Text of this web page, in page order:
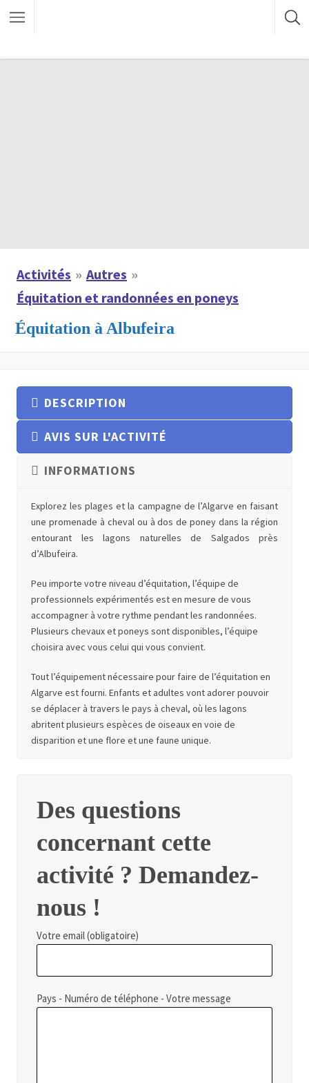
Activités
Autres
Équitation et randonnées en poneys
Équitation à Albufeira
DESCRIPTION
AVIS SUR L'ACTIVITÉ
INFORMATIONS
Explorez les plages et la campagne de l’Algarve en faisant
une promenade à cheval ou à dos de poney dans la région
entourant les lagons naturelles de Salgados près
d’Albufeira.
Peu importe votre niveau d’équitation, l’équipe de
professionnels expérimentés est en mesure de vous
accompagner à votre rythme pendant les randonnées.
Plusieurs chevaux et poneys sont disponibles, l’équipe
choisira avec vous celui qui vous convient.
Tout l’équipement nécessaire pour faire de l’équitation en
Algarve est fourni. Enfants et adultes vont adorer pouvoir
se déplacer à travers le pays à cheval, où les lagons
abritent plusieurs espèces de oiseaux en voie de
disparition et une flore et une faune unique.
Des questions
concernant cette
activité ? Demandez-
nous !
Votre email (obligatoire)
Pays - Numéro de téléphone - Votre message